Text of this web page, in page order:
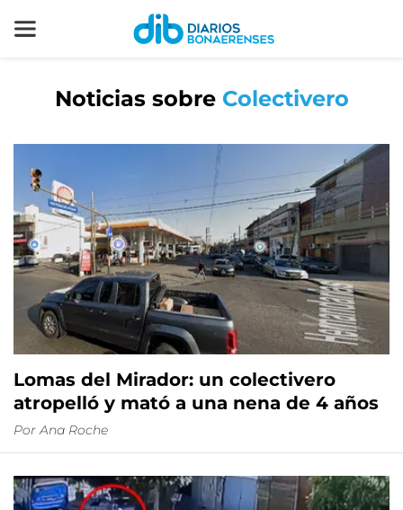
Noticias sobre Colectivero
Lomas del Mirador: un colectivero
atropelló y mató a una nena de 4 años
Por Ana Roche